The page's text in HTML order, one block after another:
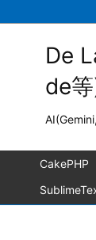
De
de
CakePHP